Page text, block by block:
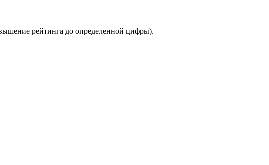
рейтинга до определенной цифры).